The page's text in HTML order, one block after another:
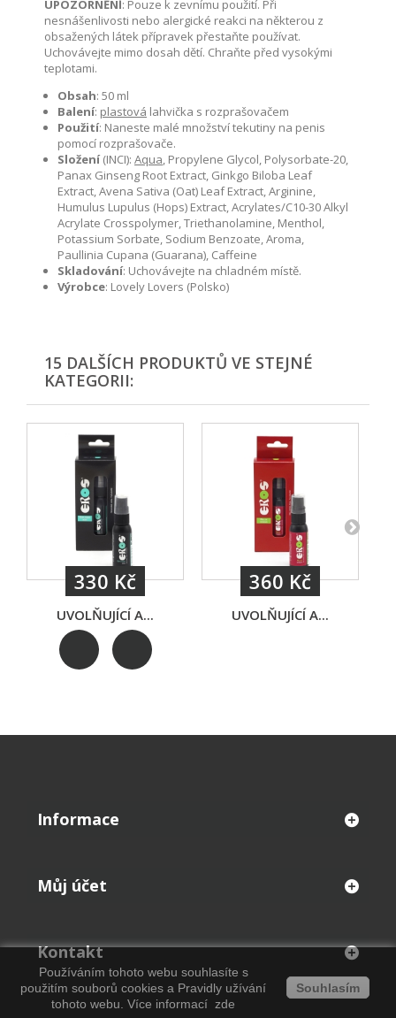
UPOZORNĚNÍ: Pouze k zevnímu použití. Při
nesnášenlivosti nebo alergické reakci na některou z
obsažených látek přípravek přestaňte používat.
Uchovávejte mimo dosah dětí. Chraňte před vysokými
teplotami.
Obsah: 50 ml
Balení: plastová lahvička s rozprašovačem
Použití: Naneste malé množství tekutiny na penis
pomocí rozprašovače.
Složení(INCI): Aqua , Propylene Glycol, Polysorbate-20,
Panax Ginseng Root Extract, Ginkgo Biloba Leaf
Extract, Avena Sativa (Oat) Leaf Extract, Arginine,
Humulus Lupulus (Hops) Extract, Acrylates/C10-30 Alkyl
Acrylate Crosspolymer, Triethanolamine, Menthol,
Potassium Sorbate, Sodium Benzoate, Aroma,
Paullinia Cupana (Guarana), Caffeine
Skladování: Uchovávejte na chladném místě.
Výrobce: Lovely Lovers (Polsko)
15 DALŠÍCH PRODUKTŮ VE STEJNÉ
KATEGORII:
330 Kč
UVOLŇUJÍCÍ A...
360 Kč
UVOLŇUJÍCÍ A...
Informace
Můj účet
Kontakt
Používáním tohoto webu souhlasíte s
použitím souborů cookies a Pravidly užívání
tohoto webu. Více informací zde
Souhlasím